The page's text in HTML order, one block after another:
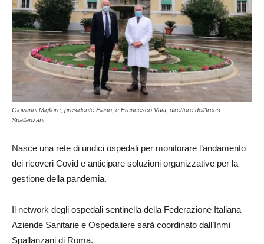
Giovanni Migliore, presidente Fiaso, e Francesco Vaia, direttore dell'Irccs
Spallanzani
Nasce una rete di undici ospedali per monitorare l’andamento
dei ricoveri Covid e anticipare soluzioni organizzative per la
gestione della pandemia.
Il network degli ospedali sentinella della Federazione Italiana
Aziende Sanitarie e Ospedaliere sarà coordinato dall’Inmi
Spallanzani di Roma.